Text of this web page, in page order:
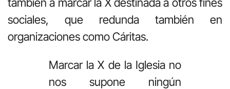
sociales, que redunda también en
organizaciones como Cáritas.
Marcar la X de la Iglesia no
nos supone ningún